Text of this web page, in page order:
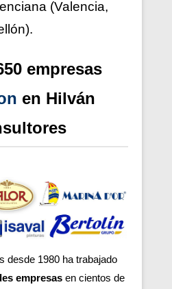
(Valencia,
empresas
en Hilván
desde 1980 ha trabajado
empresas en cientos de